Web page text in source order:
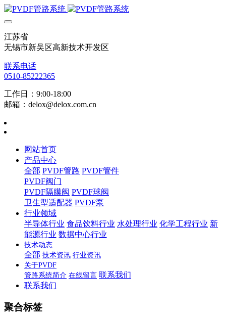
江苏省
无锡市新吴区高新技术开发区
联系电话
0510-85222365
工作日：9:00-18:00
邮箱：delox@delox.com.cn
网站首页
产品中心
全部 PVDF管路 PVDF管件
PVDF阀门
PVDF隔膜阀 PVDF球阀
卫生型适配器 PVDF泵
行业领域
半导体行业 食品饮料行业 水处理行业 化学工程行业 新
能源行业 数据中心行业
技术动态
全部 技术资讯 行业资讯
关于PVDF
管路系统简介 在线留言 联系我们
联系我们
聚合标签